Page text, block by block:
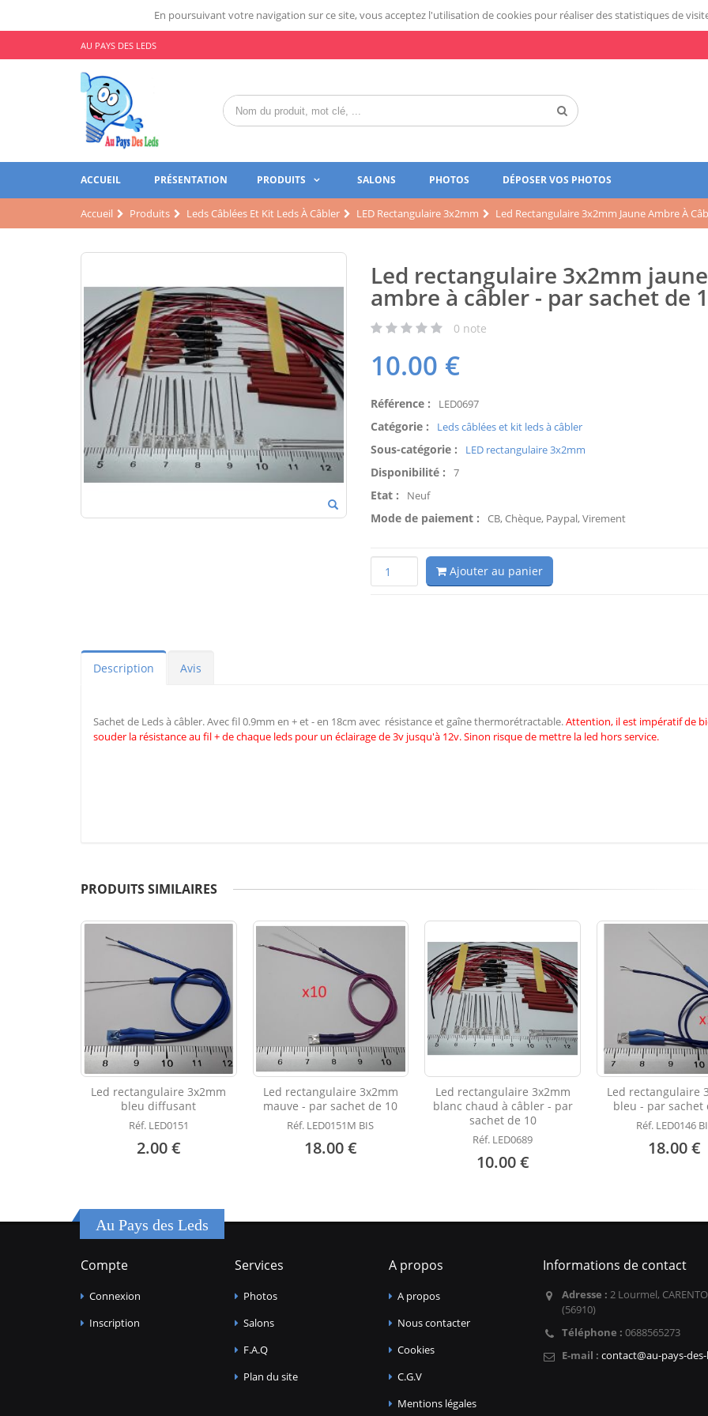
En poursuivant votre navigation sur ce site, vous acceptez l'utilisation de cookies pour réaliser des statistiques de
AU PAYS DES LEDS
ACCUEIL PRÉSENTATION PRODUITS SALONS PHOTOS DÉPOSER VOS PHOTOS
Accueil Produits Leds Câblées Et Kit Leds À Câbler LED Rectangulaire 3x2mm Led Rectangulaire 3x2mm Jaune Ambre À
Led rectangulaire 3x2mm jaune
ambre à câbler - par sachet de
0 note
10.00 €
Référence : LED0697
Catégorie : Leds câblées et kit leds à câbler
Sous-catégorie : LED rectangulaire 3x2mm
Disponibilité : 7
Etat : Neuf
Mode de paiement : CB, Chèque, Paypal, Virement
Ajouter au panier
Description Avis
Sachet de Leds à câbler. Avec fil 0.9mm en + et - en 18cm avec résistance et gaîne thermorétractable.Attention, il est impératif de
souder la résistance au fil + de chaque leds pour un éclairage de 3v jusqu'à 12v. Sinon risque de mettre la led hors service.
PRODUITS SIMILAIRES
Led rectangulaire 3x2mm
bleu diffusant
Réf. LED0151
2.00 €
Led rectangulaire 3x2mm
mauve - par sachet de 10
Réf. LED0151M BIS
18.00 €
Led rectangulaire 3x2mm
blanc chaud à câbler - par
sachet de 10
Réf. LED0689
10.00 €
Led rectangulaire
bleu - par sachet
Réf. LED0146
18.00 €
Au Pays des Leds
Compte
Connexion
Inscription
Services
Photos
Salons
F.A.Q
Plan du site
A propos
A propos
Nous contacter
Cookies
C.G.V
Mentions légales
Informations de contact
Adresse : 2 Lourmel,
(56910)
Téléphone : 0688565273
E-mail : contact@au-pays-